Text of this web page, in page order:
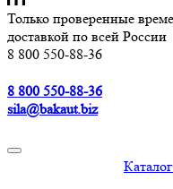
Только проверенные
доставкой по всей России
8 800 550-88-36
8 800 550-88-36
sila@bakaut.biz
Каталог